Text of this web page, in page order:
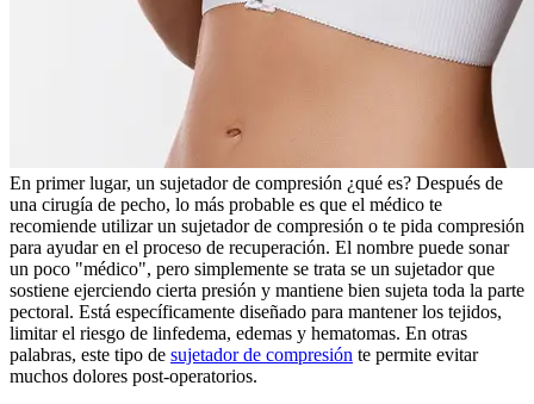
En primer lugar, un sujetador de compresión ¿qué es? Después de
una cirugía de pecho, lo más probable es que el médico te
recomiende utilizar un sujetador de compresión o te pida compresión
para ayudar en el proceso de recuperación. El nombre puede sonar
un poco "médico", pero simplemente se trata se un sujetador que
sostiene ejerciendo cierta presión y mantiene bien sujeta toda la parte
pectoral. Está específicamente diseñado para mantener los tejidos,
limitar el riesgo de linfedema, edemas y hematomas. En otras
palabras, este tipo de sujetador de compresión te permite evitar
muchos dolores post-operatorios.